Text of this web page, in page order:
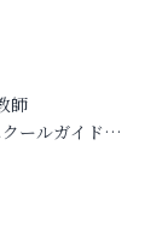
師
ールガイド…